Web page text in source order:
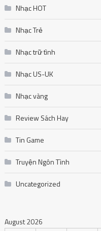
Nhạc HOT
Nhạc Trẻ
Nhạc trữ tình
Nhạc US-UK
Nhạc vàng
Review Sách Hay
Tin Game
Truyện Ngôn Tình
Uncategorized
August 2026